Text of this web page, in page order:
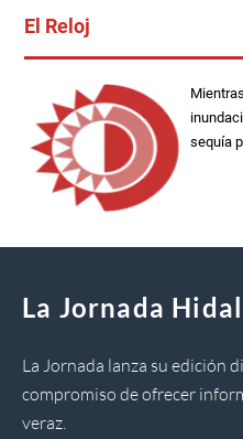
El Reloj
sequía
La Jornada
La Jornada lanza su edición
compromiso de ofrecer
veraz.